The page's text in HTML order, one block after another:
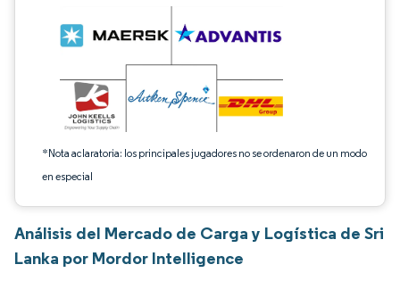
*Nota aclaratoria: los principales jugadores no se ordenaron de un modo
en especial
Análisis del Mercado de Carga y Logística de Sri
Lanka por Mordor Intelligence